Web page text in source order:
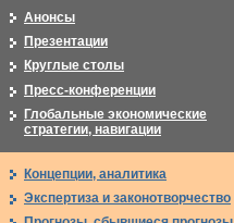
Анонсы
Презентации
Круглые столы
Пресс-конференции
Глобальные экономические
стратегии, навигации
Концепции, аналитика
Экспертиза и законотворчество